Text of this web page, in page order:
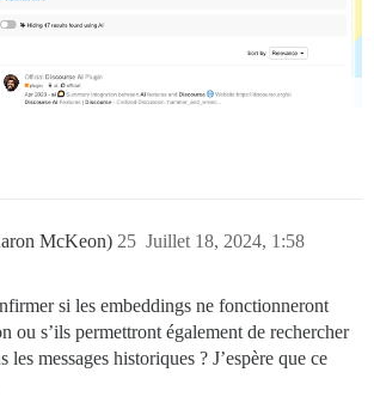
McKeon) Juillet 18, 2024, 1:58
25
si les embeddings ne fonctionneront
ou s’ils permettront également de rechercher
les messages historiques ? J’espère que ce